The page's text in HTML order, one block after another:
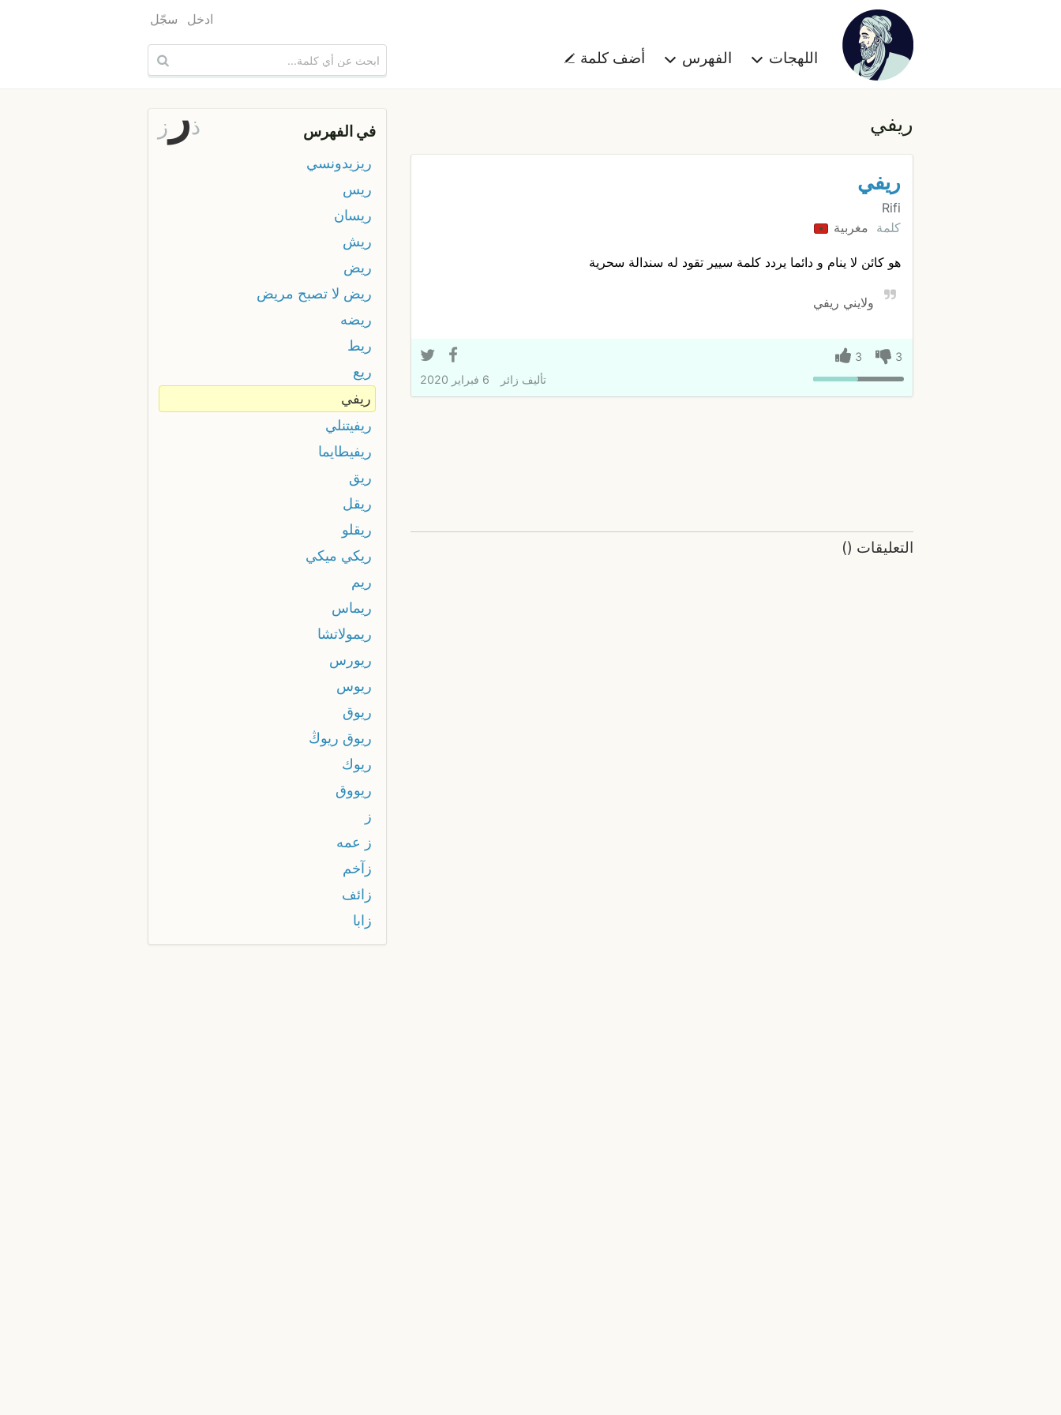
اللهجات الفهرس أضف كلمة
ادخل سجّل
ريفي
ريفي
Rifi
كلمة مغربية
هو كائن لا ينام و دائما يردد كلمة سيير تقود له سندالة سحرية
ولايني ريفي
3
3
تأليف زائر 6 فبراير 2020
التعليقات (
)
في الفهرس ذر ز
ريزيدونسي
ريس
ريسان
ريش
ريض
ريض لا تصبح مريض
ريضه
ريط
ريع
ريفي
ريفيتنلي
ريفيطايما
ريق
ريقل
ريقلو
ريكي ميكي
ريم
ريماس
ريمولاتشا
ريورس
ريوس
ريوق
ريوق ريوڭ
ريوك
ريووق
ز
ز عمه
زآخم
زائف
زابا